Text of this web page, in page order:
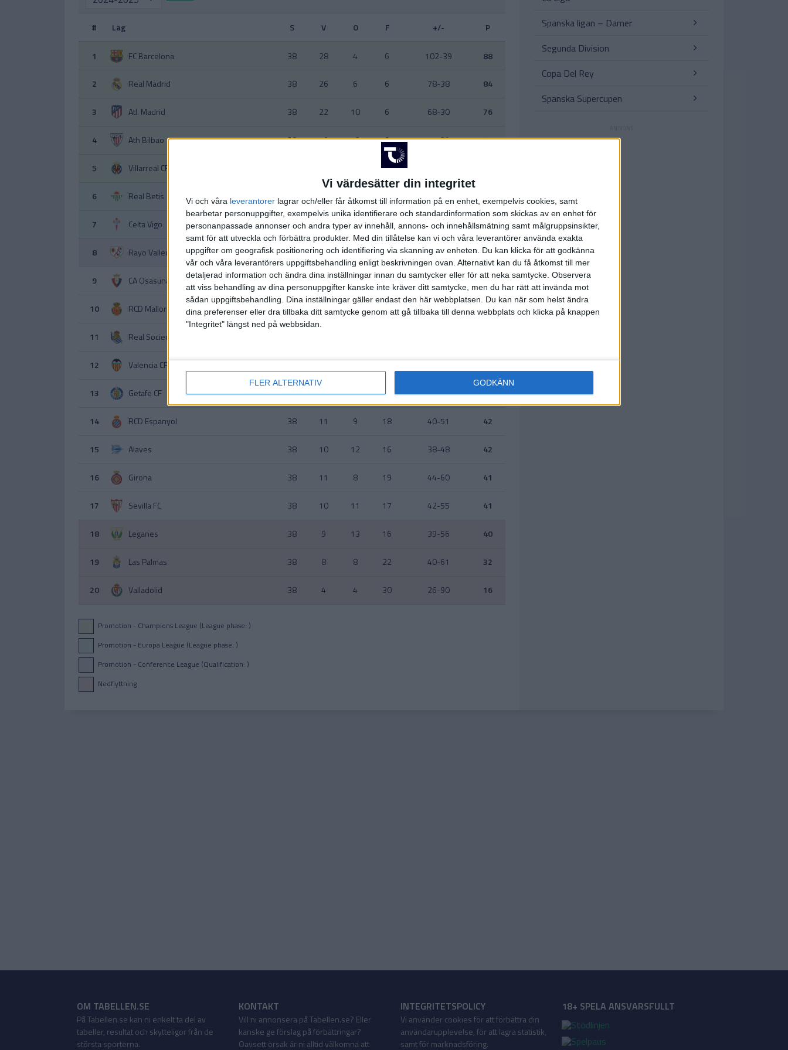
Vi värdesätter din integritet
Vi och våra leverantorer lagrar och/eller får åtkomst till information på en enhet, exempelvis cookies, samt
bearbetar personuppgifter, exempelvis unika identifierare och standardinformation som skickas av en enhet för
personanpassade annonser och andra typer av innehåll, annons- och innehållsmätning samt målgruppsinsikter,
samt för att utveckla och förbättra produkter. Med din tillåtelse kan vi och våra leverantörer använda exakta
uppgifter om geografisk positionering och identifiering via skanning av enheten. Du kan klicka för att godkänna
vår och våra leverantörers uppgiftsbehandling enligt beskrivningen ovan. Alternativt kan du få åtkomst till mer
detaljerad information och ändra dina inställningar innan du samtycker eller för att neka samtycke. Observera
att viss behandling av dina personuppgifter kanske inte kräver ditt samtycke, men du har rätt att invända mot
sådan uppgiftsbehandling. Dina inställningar gäller endast den här webbplatsen. Du kan när som helst ändra
dina preferenser eller dra tillbaka ditt samtycke genom att gå tillbaka till denna webbplats och klicka på knappen
"Integritet" längst ned på webbsidan.
FLER ALTERNATIV GODKÄNN
# Lag S V O F +/- P
1 FC Barcelona 38 28 4 6 102-39 88
2 Real Madrid 38 26 6 6 78-38 84
3 Atl. Madrid 38 22 10 6 68-30 76
4 Ath Bilbao 38 19 13 6 54-29 70
5 Villarreal CF 8
6 Real Betis 16 12 10 57-50
7 Celta Vigo 38 16 7 15 59-57 55
8 Rayo Vallecano 38 13 13 12 41-45 52
9 CA Osasuna 38 12 16 10 48-52 52
10 RCD Mallorca 38 13 9 16 35-44 48
11 Real Sociedad
12 Valencia CF 38 11 13 14 44-54 46
13 Getafe CF 38 11 9 18 34-39 42
14 RCD Espanyol 38 11 9 18 40-51 42
15 Alaves 38 10 12 16 38-48 42
16 Girona 38 11 8 19 44-60 41
17 Sevilla FC 38 10 11 17 42-55 41
18 Leganes 38 9 13 16 39-56 40
19 Las Palmas 38 8 8 22 40-61 32
20 Valladolid 38 4 4 30 26-90 16
Promotion - Champions League (League phase: )
Promotion - Europa League (League phase: )
Promotion - Conference League (Qualification: )
Nedflyttning
Spanska ligan – Damer
Segunda Division
Copa Del Rey
Spanska Supercupen
OM TABELLEN.SE
På Tabellen.se kan ni enkelt ta del av
tabeller, resultat och skytteligor från de
största sporterna.
KONTAKT
Vill ni annonsera på Tabellen.se? Eller
kanske ge förslag på förbättringar?
Oavsett orsak är ni alltid välkomna att
INTEGRITETSPOLICY
Vi använder cookies för att förbättra din
användarupplevelse, för att lagra statistik,
samt för marknadsföring.
18+ SPELA ANSVARSFULLT